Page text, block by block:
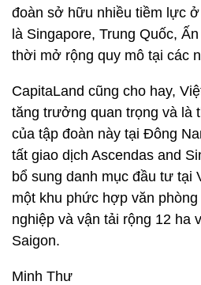
đoàn sở hữu nhiều tiềm lực
là Singapore, Trung Quốc,
thời mở rộng quy mô tại các
CapitaLand cũng cho hay,
tăng trưởng quan trọng và là
của tập đoàn này tại Đông
tất giao dịch Ascendas and
bổ sung danh mục đầu tư tại
một khu phức hợp văn
nghiệp và vận tải rộng 12 ha
Saigon.
Minh Thư